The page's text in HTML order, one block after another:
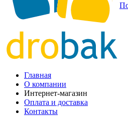
Главная
О компании
Интернет-магазин
Оплата и доставка
Контакты